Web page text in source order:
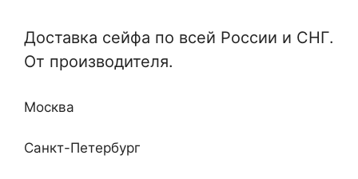
Кабинетные
Недорогие
Отдельные и монтируемые
и огню
Доставка сейфа по всей России и СНГ.
От производителя.
Москва
Санкт-Петербург